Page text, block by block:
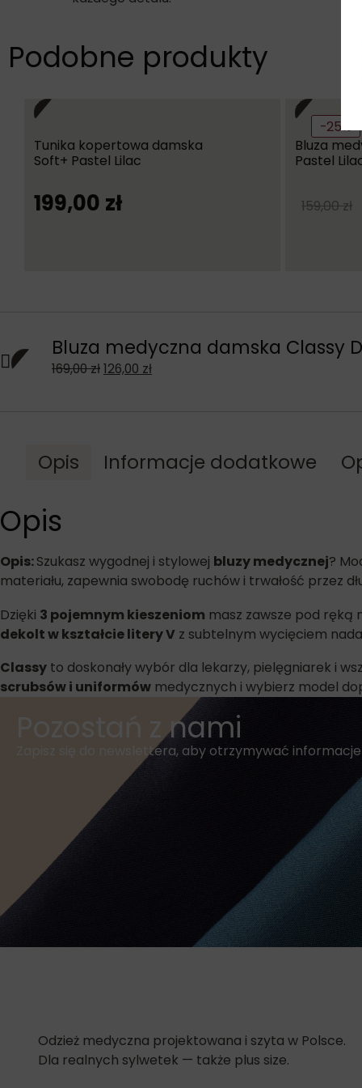
Podobne produkty
Tunika kopertowa damska
Soft+ Pastel Lilac
199,00 zł
-25%
Bluza
Pastel
159,00zł
Bluza medyczna damska Classy
169,00zł126,00 zł
Opis Informacje dodatkowe
Opis
Opis:Szukasz wygodnej i stylowej bluzy medycznej?
materiału, zapewnia swobodę ruchów i trwałość przez
Dzięki 3 pojemnym kieszeniom masz zawsze pod ręką
dekolt w kształcie litery V z subtelnym wycięciem
Classy to doskonały wybór dla lekarzy, pielęgniarek i
scrubsów i uniformów medycznych i wybierz model
Pozostań z nami
Zapisz się do newslettera, aby otrzymywać
Odzież medyczna projektowana i szyta w Polsce.
Dla realnych sylwetek — także plus size.